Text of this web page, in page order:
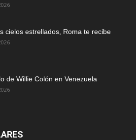
cielos estrellados, Roma te recibe
de Willie Colón en Venezuela